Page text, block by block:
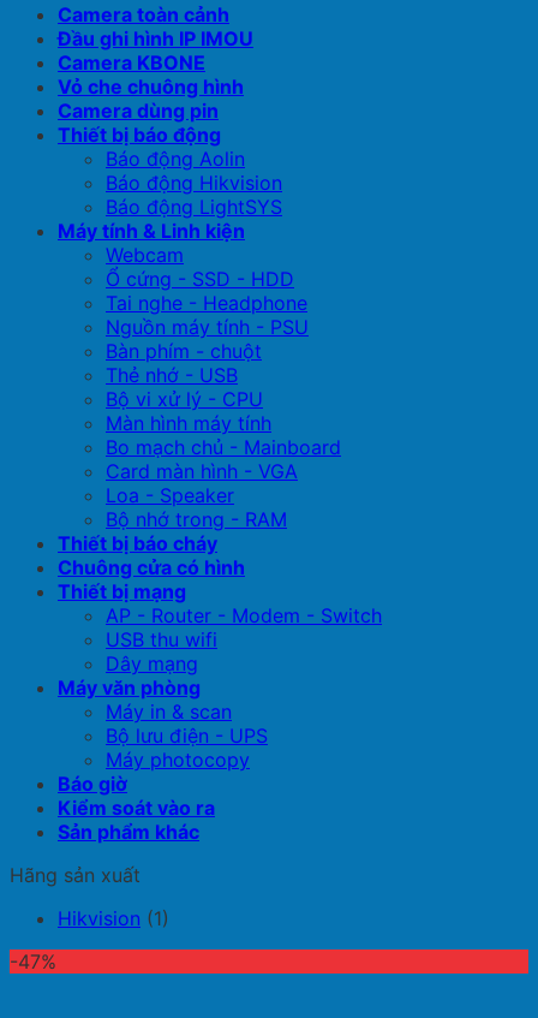
Camera toàn cảnh
Đầu ghi hình IP IMOU
Camera KBONE
Vỏ che chuông hình
Camera dùng pin
Thiết bị báo động
Báo động Aolin
Báo động Hikvision
Báo động LightSYS
Máy tính & Linh kiện
Webcam
Ổ cứng - SSD - HDD
Tai nghe - Headphone
Nguồn máy tính - PSU
Bàn phím - chuột
Thẻ nhớ - USB
Bộ vi xử lý - CPU
Màn hình máy tính
Bo mạch chủ - Mainboard
Card màn hình - VGA
Loa - Speaker
Bộ nhớ trong - RAM
Thiết bị báo cháy
Chuông cửa có hình
Thiết bị mạng
AP - Router - Modem - Switch
USB thu wifi
Dây mạng
Máy văn phòng
Máy in & scan
Bộ lưu điện - UPS
Máy photocopy
Báo giờ
Kiểm soát vào ra
Sản phẩm khác
Hãng sản xuất
Hikvision (1)
-47%